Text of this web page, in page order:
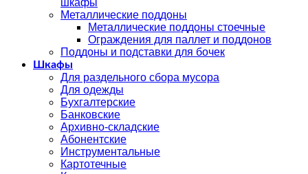
шкафы
Металлические поддоны
Металлические поддоны стоечные
Ограждения для паллет и поддонов
Поддоны и подставки для бочек
Шкафы
Для раздельного сбора мусора
Для одежды
Бухгалтерские
Банковские
Архивно-складские
Абонентские
Инструментальные
Картотечные